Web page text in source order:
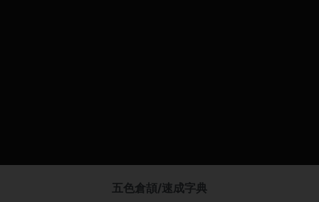
五色倉頡/速成字典